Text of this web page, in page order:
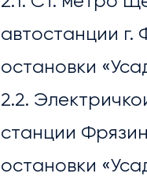
автостанции
остановки
2.2.
станции
остановки